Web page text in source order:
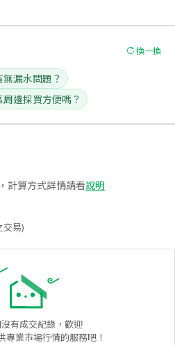
換一換
漏水問題？
周邊採買方便嗎？
計算方式詳情請看說明
交易)
有成交紀錄，歡迎
專業市場行情的服務吧！